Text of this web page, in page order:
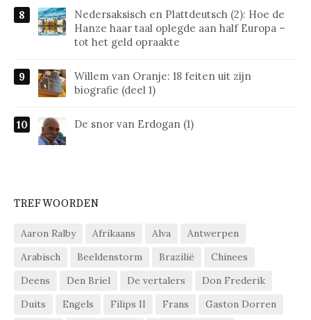
Nedersaksisch en Plattdeutsch (2): Hoe de
Hanze haar taal oplegde aan half Europa –
tot het geld opraakte
Willem van Oranje: 18 feiten uit zijn
biografie (deel 1)
De snor van Erdogan (1)
TREFWOORDEN
Aaron Ralby Afrikaans Alva
Antwerpen
Arabisch
Beeldenstorm Brazilië
Chinees
Deens
Den Briel De vertalers
Don Frederik
Duits
Engels Filips II Frans
Gaston Dorren